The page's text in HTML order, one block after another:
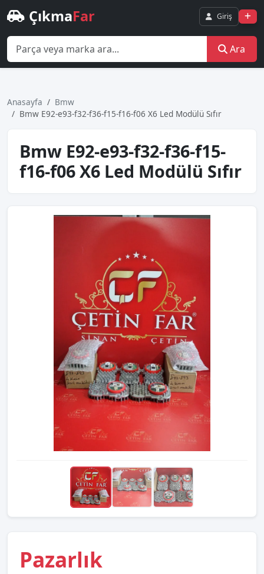
ÇıkmaFar Giriş
Ara
Anasayfa
Bmw
Bmw E92-e93-f32-f36-f15-f16-f06 X6 Led Modülü Sıfır
Bmw E92-e93-f32-f36-f15-
f16-f06 X6 Led Modülü Sıfır
Pazarlık